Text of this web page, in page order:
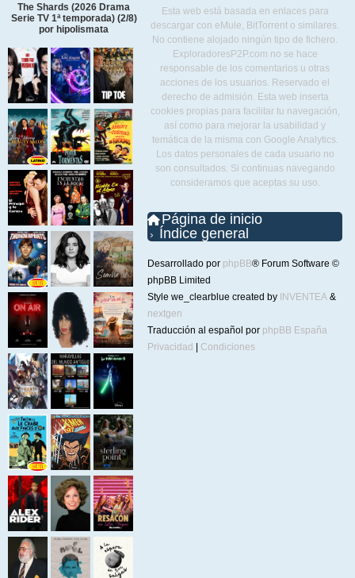
The Shards (2026 Drama
Serie TV 1ª temporada) (2/8)
por hipolismata
Esta web está basada en enlaces para
descargar con eMule, BitTorrent o similares.
No contiene alojado ningún tipo de fichero.
ExploradoresP2P.com no se hace
responsable de los comentarios u otras
acciones de los usuarios. Reservado el
derecho de admisión. Esta web inserta
cookies propias para facilitar tu navegación,
así como para mejorar la usabilidad y
temática de la misma con Google Analytics.
Los datos personales de cada usuario no
son consultados. Si continuas navegando
consideramos que aceptas su uso.
Página de inicio
Índice general
Desarrollado por phpBB® Forum Software ©
phpBB Limited
Style we_clearblue created by INVENTEA &
nextgen
Traducción al español por phpBB España
Privacidad
Condiciones